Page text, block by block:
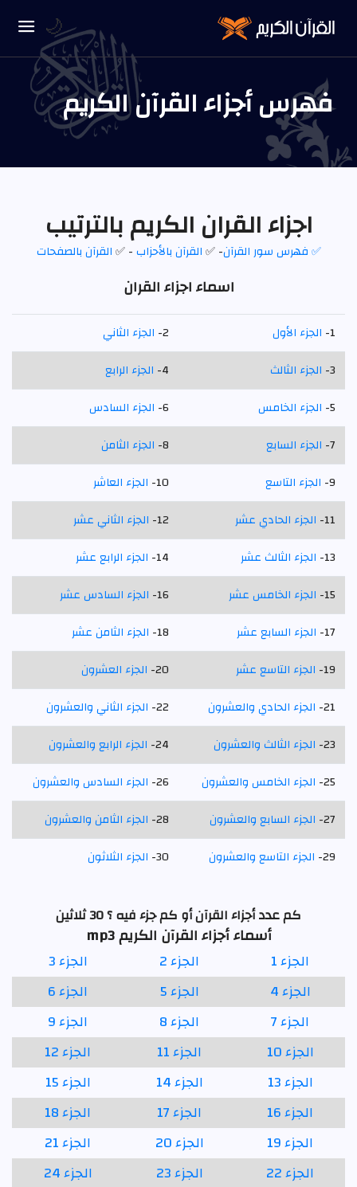
فهرس أجزاء القرآن الكريم
اجزاء القران الكريم بالترتيب
✅ فهرس سور القرآن- ✅القرآن بالأحزاب- ✅القرآن بالصفحات
اسماء اجزاء القران
1- الجزء الأول 2- الجزء الثاني
3- الجزء الثالث 4- الجزء الرابع
5- الجزء الخامس 6- الجزء السادس
7- الجزء السابع 8- الجزء الثامن
9- الجزء التاسع 10- الجزء العاشر
11- الجزء الحادي عشر 12- الجزء الثاني عشر
13- الجزء الثالث عشر 14- الجزء الرابع عشر
15- الجزء الخامس عشر 16- الجزء السادس عشر
17- الجزء السابع عشر 18- الجزء الثامن عشر
19- الجزء التاسع عشر 20- الجزء العشرون
21- الجزء الحادي والعشرون 22- الجزء الثاني والعشرون
23- الجزء الثالث والعشرون 24- الجزء الرابع والعشرون
25- الجزء الخامس والعشرون 26- الجزء السادس والعشرون
27- الجزء السابع والعشرون 28- الجزء الثامن والعشرون
29- الجزء التاسع والعشرون 30- الجزء الثلاثون
كم عدد أجزاء القرآن أو كم جزء فيه ؟ 30 ثلاثين
أسماء أجزاء القرآن الكريم mp3
الجزء 1 الجزء 2
الجزء 3
الجزء 4
الجزء 5
الجزء 6
الجزء 7
الجزء 8
الجزء 9
الجزء 10
الجزء 11
الجزء 12
الجزء 13
الجزء 14
الجزء 15
الجزء 16
الجزء 17
الجزء 18
الجزء 19
الجزء 20
الجزء 21
الجزء 22
الجزء 23
الجزء 24
🌙